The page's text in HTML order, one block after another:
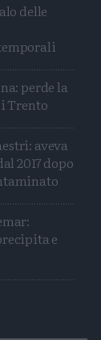
Mail
delle
perde la
Trento
aveva
2017 dopo
e